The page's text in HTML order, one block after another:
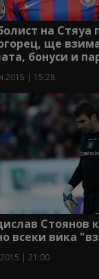
на Стяуа
ще
бонуси и
2015 | 15:28
Стоянов
всеки вика
| 21:00